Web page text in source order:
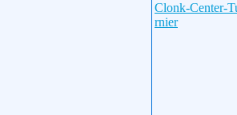
Clonk-Center-
rnier